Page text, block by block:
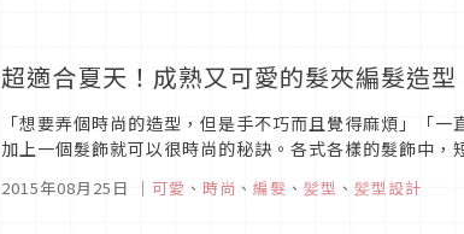
超適合夏天！成熟又可愛的髮夾編髮造型
「想要弄個時尚的造型，但是手不巧而且覺得麻煩」「
加上一個髮飾就可以很時尚的秘訣。各式各樣的髮飾中
2015年08月25日 ｜ 可愛 、 時尚 、 編髮 、 髪型 、 髪型設計